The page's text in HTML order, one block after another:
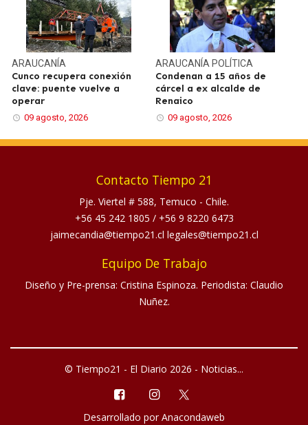
ARAUCANÍA
Cunco recupera conexión
clave: puente vuelve a
operar
09 agosto, 2026
ARAUCANÍA POLÍTICA
Condenan a 15 años de
cárcel a ex alcalde de
Renaico
09 agosto, 2026
Contacto Tiempo 21
Pje. Viertel # 588, Temuco - Chile.
+56 45 242 1805 / +56 9 8220 6473
jaimecandia@tiempo21.cl legales@tiempo21.cl
Equipo De Trabajo
Diseño y Pre-prensa: Cristina Espinoza. Periodista: Claudio
Nuñez.
© Tiempo21 - El Diario 2026 - Noticias...
Desarrollado por Anacondaweb